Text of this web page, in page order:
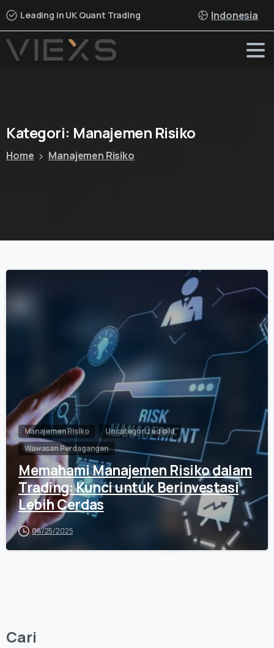
Leading in UK Quant Trading Indonesia
Kategori: Manajemen Risiko
Home Manajemen Risiko
0
Manajemen Risiko
Uncategorized @id
Wawasan Perdagangan
Memahami Manajemen Risiko dalam
Trading: Kunci untuk Berinvestasi
Lebih Cerdas
04/25/2025
Cari